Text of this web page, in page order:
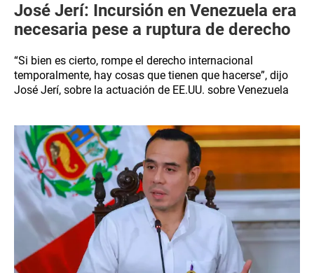
José Jerí: Incursión en Venezuela era
necesaria pese a ruptura de derecho
“Si bien es cierto, rompe el derecho internacional
temporalmente, hay cosas que tienen que hacerse”, dijo
José Jerí, sobre la actuación de EE.UU. sobre Venezuela